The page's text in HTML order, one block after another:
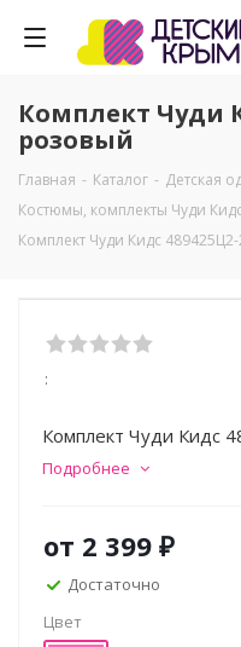
Комплект Чуди
розовый
Главная - Каталог - Детская
Костюмы, комплекты Чуди Кидс
Комплект Чуди Кидс
:
Комплект Чуди Кидс
Подробнее
от 2 399 ₽
Достаточно
Цвет